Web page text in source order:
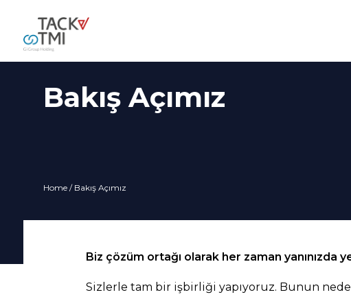
Bakış Açımız
Home / Bakış Açımız
Biz çözüm ortağı olarak her zaman yanınızda
Sizlerle tam bir işbirliği yapıyoruz. Bunun